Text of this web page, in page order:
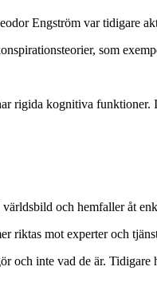
Engström var tidigare
som
rigida kognitiva
och hemfaller åt
riktas mot experter och
inte vad de är.